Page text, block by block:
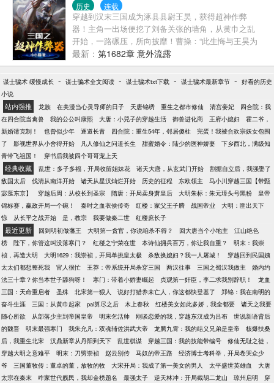
历史 连载
穿越到汉末三国成为涿县县尉王昊，获得超神作弊
器！主角一出场便挖了刘备关张的墙角，从黄巾之乱
开始，一路碾压，所向披靡！曹操：“此生悔与王昊为
敌！”吕布：“王昊！才是真正的武神！”周瑜：“既生
瑜，何生昊！”看王昊如何在超级作弊器的辅助下，醒
掌天下权，醉卧美人膝，建立属于自己的帝国！
最新： 第1682章 意外流露
谋士骗术 缓慢成长 - 谋士骗术全文阅读 - 谋士骗术txt下载 - 谋士骗术最新章节 - 好看的历史
小说
站内强推 龙族 在美漫当心灵导师的日子 天唐锦绣 重生之都市修仙 清宫妾妃
四合院：我
在四合院当禽兽
我的公公叫康熙 大唐：小兕子的穿越生活 御兽进化商 王府小媳妇
霍二爷，
新婚请克制！
也曾似少年 逐道长青 四合院：重生54年，邻居傻柱
完蛋！我被合欢宗妖女包围
了
影视世界从小舍得开始 凡人修仙之问道长生 甜蜜婚令：陆少的医神娇妻
下乡西北，满级知
青带飞祖国！
穿书后我被四个哥哥宠上天
经典收藏 乱世：多子多福，开局收留姐妹花 诸天大唐，从玄武门开始
割据自立后，我强娶了
敌国太后
伐清从南洋开始 诸天从星汉灿烂开始 历史的征程 东欧领主
马小川穿越三国【带甄
宓逛东京】
穿越后周：从校长到圣宗 隋唐：开局卖身萧皇后 大明朱标：朱元璋头号黑粉
皇帝
锦标赛，赢政开局一个碗！
秦时之血衣侯传奇 红楼：家父王子腾 战国帝业
大明：匪出天下
惊
从长平之战开始 是，教宗 我要做秦二世 红楼庶长子
最近更新 回到明初做藩王 大明第一贪官，你说咱杀不得？ 回大唐当个小地主
江山绝色
榜
陛下，你管这叫没落寒门？ 红楼之宁荣在世 本诗仙拥兵百万，你让我自重？
明末：我崇
祯，再造大明
大明1629：我崇祯，开局单挑皇太极 杀敌换媳妇？我一人屠城！
穿越回到民国姨
太太们都想整死我
官人很忙 王莽：帝系统开局杀穿三国 两汉往事 三国之蜀汉我做主
婚内约
法三十章？你当本世子舔狗呀！
寒门：带着小娇妻崛起 贞观第一奸臣，李二求我别辞职！
龙血
三国：天命重启者
圣殊 北宋第一狠人 说好打猎养未亡人，你这都快登基了
郑锦：我在南明的
奋斗生涯
三国：从黄巾起家 pai算尽之后 木上春秋 红楼美女如此多娇，我全都要
诸天之我要
随心所欲
从部落少主到帝国皇帝 明末乞活帅 刚谈恋爱的我，穿越东汉成为吕布
世说新语背后
的魏晋
明末最强寒门 我朱允凡：双魂辅佐洪武大帝 龙腾九霄：我的结义兄弟是皇帝
核爆扶桑
后，我重生北宋
汉鼎新章从丹阳到天下 乱世棋谋 穿越三国：我的技能带编号
修仙无耻之徒，
穿越大明之意难平
明末：刀劈崇祯 赵云别传 马奴的帝王路
经济博士考科举，开局卷哭众少
爷
三国董牧传：董卓的董，放牧的牧 大宋开局：我成了第一美女的男人 太平盛世英雄血
大唐
太宗在秦末
咋家世代贱民，我却金榜题名 最强太子 逆天林冲：开局截胡二龙山 琼州启明 穿